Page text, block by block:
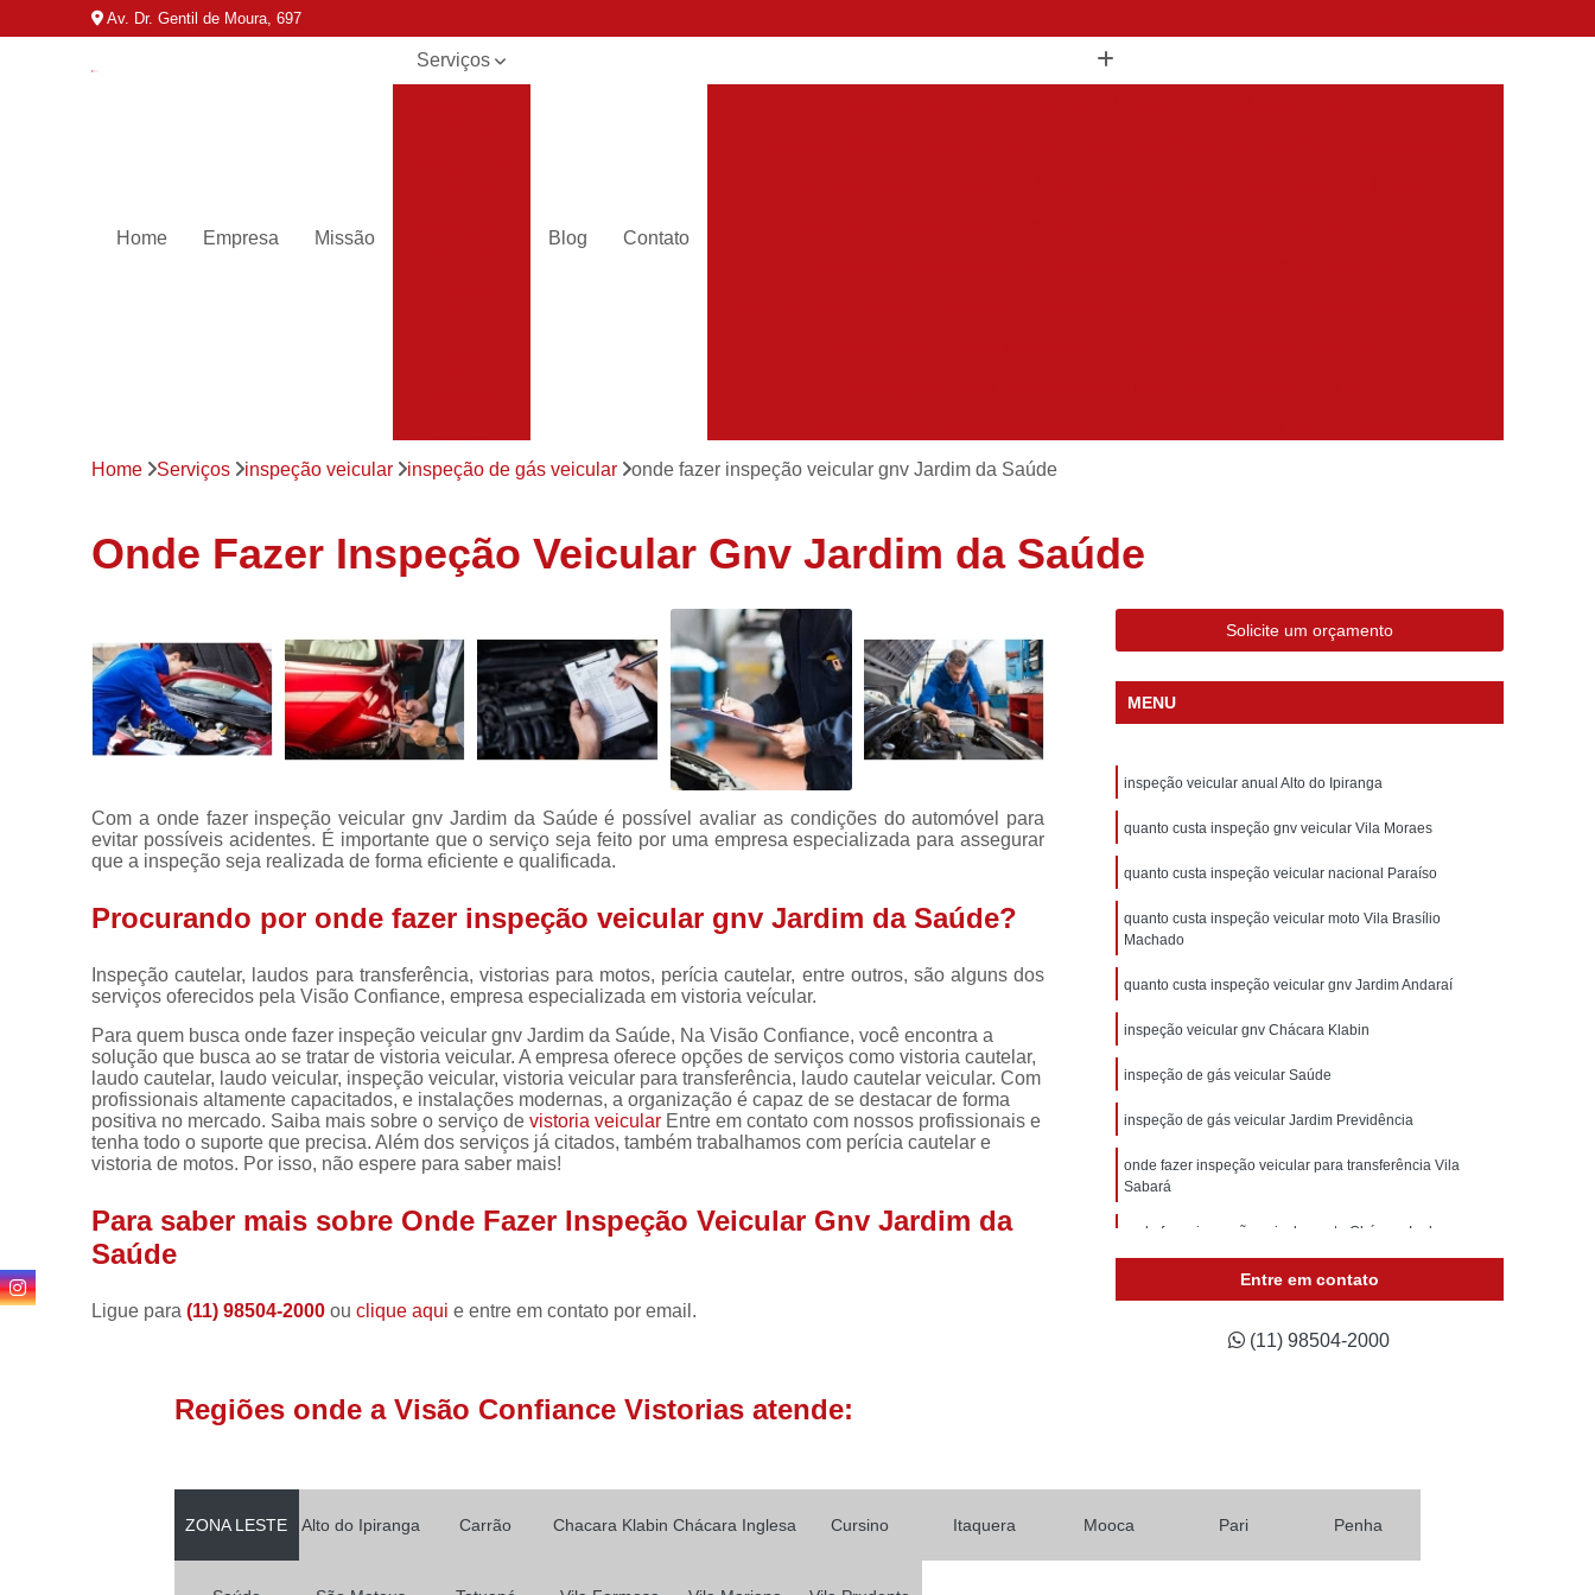
Av. Dr. Gentil de Moura, 697
Home Empresa Missão
Serviços
de veículos
Laudos para
Perícia
cautelar
Vistoria
Vistoria
carros
cautelar
Vistoria
Vistorias
Blog Contato
Inspeção de Veículos Escolares
Inspeção Veicular Completa
Inspeção de Gás Veicular
Inspeção Veicular Carros Novos
Inspeção Veicular Gnv
Inspeção Veicular Moto
Inspeção Veicular Nacional
Inspeção Veicular para Transferência
Inspeção Veicular Particular
Laudo Cautelar de Carros
Laudo Cautelar para Carros Fiat
Laudo Cautelar para Carros Importados
Laudo Cautelar para Veículos
Laudo Cautelar para Veículos Leves
Laudo Cautelar para Veículos Pesados
Laudo Cautelar Veicular
Laudo Cautelar Veicular Completa
Laudo Veicular Cautelar
Laudo Veicular para Vans
Empresa de Laudo Cautelar
Empresa de Vistoria Cautelar
Laudo Automotivo
Laudo Cautelar Automotivo
Laudo Cautelar Completo
Laudo Cautelar de Carro
Laudo Cautelar de Veículo
Laudo Cautelar Veicular e Financiamento
Laudo de Veículo Cautelar
Laudo Pericial Veicular Completo
Laudo Vistoria Cautelar Veicular
Serviço de Laudo Cautelar Veicular
Laudo de Inspeção Veicular
Laudo de Pericia Veicular
Laudo e Pericia Veicular
Laudo Inspeção Veicular
Laudo Técnico Veicular
Laudo de Transferência
Laudo de Transferência Carro
Laudo de Transferência Veicular
Laudo de Vistoria para Transferência de Carros
Laudo de Vistoria para Transferência de Veículo
Laudo Transferência Veicular Valor
Home Serviços inspeção veicular inspeção de gás veicular onde fazer inspeção veicular gnv Jardim da Saúde
Onde Fazer Inspeção Veicular Gnv Jardim da Saúde
Com a onde fazer inspeção veicular gnv Jardim da Saúde é possível avaliar as condições do automóvel para
evitar possíveis acidentes. É importante que o serviço seja feito por uma empresa especializada para assegurar
que a inspeção seja realizada de forma eficiente e qualificada.
Procurando por onde fazer inspeção veicular gnv Jardim da Saúde?
Inspeção cautelar, laudos para transferência, vistorias para motos, perícia cautelar, entre outros, são alguns dos
serviços oferecidos pela Visão Confiance, empresa especializada em vistoria veícular.
Para quem busca onde fazer inspeção veicular gnv Jardim da Saúde, Na Visão Confiance, você encontra a
solução que busca ao se tratar de vistoria veicular. A empresa oferece opções de serviços como vistoria cautelar,
laudo cautelar, laudo veicular, inspeção veicular, vistoria veicular para transferência, laudo cautelar veicular. Com
profissionais altamente capacitados, e instalações modernas, a organização é capaz de se destacar de forma
positiva no mercado. Saiba mais sobre o serviço devistoria veicular Entre em contato com nossos profissionais e
tenha todo o suporte que precisa. Além dos serviços já citados, também trabalhamos com perícia cautelar e
vistoria de motos. Por isso, não espere para saber mais!
Para saber mais sobre Onde Fazer Inspeção Veicular Gnv Jardim da
Saúde
Ligue para(11) 98504-2000ouclique aqui e entre em contato por email.
Solicite um orçamento
MENU
inspeção veicular anual Alto do Ipiranga
quanto custa inspeção gnv veicular Vila Moraes
quanto custa inspeção veicular nacional Paraíso
quanto custa inspeção veicular moto Vila Brasílio
Machado
quanto custa inspeção veicular gnv Jardim Andaraí
inspeção veicular gnv Chácara Klabin
inspeção de gás veicular Saúde
inspeção de gás veicular Jardim Previdência
onde fazer inspeção veicular para transferência Vila
Sabará
onde fazer inspeção veicular moto Chácara Inglesa
Entre em contato
(11) 98504-2000
Regiões onde a Visão Confiance Vistorias atende:
ZONA LESTE Alto do Ipiranga Carrão Chacara Klabin Chácara Inglesa Cursino Itaquera Mooca Pari Penha